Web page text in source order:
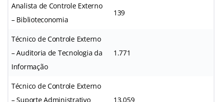
Analista de Controle Externo
– Biblioteconomia
139
Técnico de Controle Externo
– Auditoria de Tecnologia da
Informação
1.771
Técnico de Controle Externo
– Suporte Administrativo
13.059